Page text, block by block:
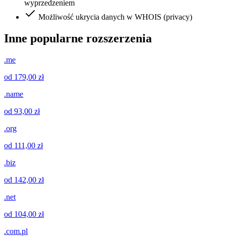
wyprzedzeniem
Możliwość ukrycia danych w WHOIS (privacy)
Inne popularne rozszerzenia
.me
od 179,00 zł
.name
od 93,00 zł
.org
od 111,00 zł
.biz
od 142,00 zł
.net
od 104,00 zł
.com.pl